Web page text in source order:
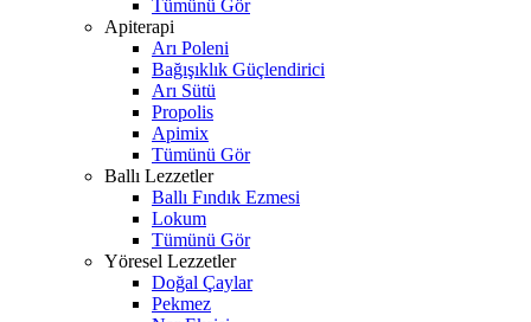
Tümünü Gör
Apiterapi
Arı Poleni
Bağışıklık Güçlendirici
Arı Sütü
Propolis
Apimix
Tümünü Gör
Ballı Lezzetler
Ballı Fındık Ezmesi
Lokum
Tümünü Gör
Yöresel Lezzetler
Doğal Çaylar
Pekmez